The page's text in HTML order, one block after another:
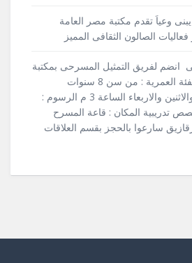
وعياَ تقدم مكتبة مصر العامة
الصالون الثقافى المميز
انضم لفريق التمثيل المسرحى بمكتبة
مصر العامة بالزقازيقالفئة العمرية : من سن 8 سنوات
فأكثر الموعد : السبت والاثنين والاربعاء الساعة 3 م الرسوم :
جنيه المدة : 12 حصص تدريبية المكان : قاعة المسرح
سارعوا بالحجز بقسم العلاقات